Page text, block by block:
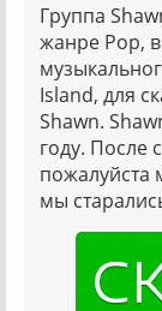
Группа
жанре Pop,
Island, для
Shawn.
году. После
пожалуйста
мы